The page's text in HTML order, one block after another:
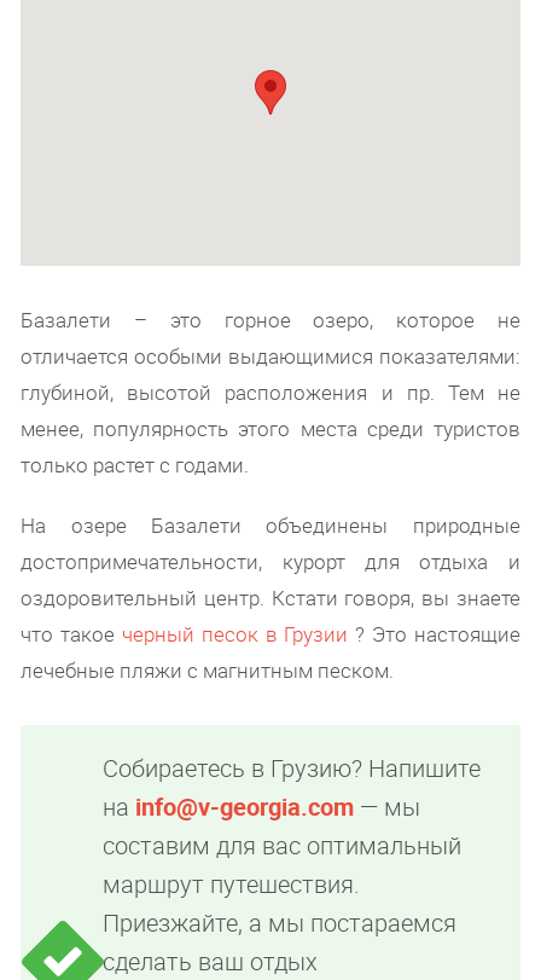
Базалети – это горное озеро, которое не
отличается особыми выдающимися показателями:
глубиной, высотой расположения и пр. Тем не
менее, популярность этого места среди туристов
только растет с годами.
На озере Базалети объединены природные
достопримечательности, курорт для отдыха и
оздоровительный центр. Кстати говоря, вы знаете
что такое черный песок в Грузии ? Это настоящие
лечебные пляжи с магнитным песком.
Собираетесь в Грузию? Напишите
на info@v-georgia.com — мы
составим для вас оптимальный
маршрут путешествия.
Приезжайте, а мы постараемся
сделать ваш отдых